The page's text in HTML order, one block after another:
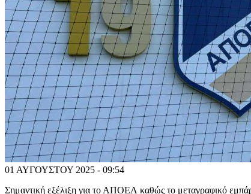
01 ΑΥΓΟΥΣΤΟΥ 2025 - 09:54
Σημαντική εξέλιξη για το ΑΠΟΕΛ καθώς το μεταγραφικό